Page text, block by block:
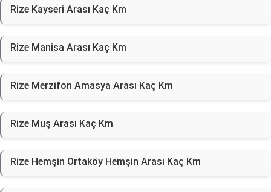
Rize Kayseri Arası Kaç Km
Rize Manisa Arası Kaç Km
Rize Merzifon Amasya Arası Kaç Km
Rize Muş Arası Kaç Km
Rize Hemşin Ortaköy Hemşin Arası Kaç Km